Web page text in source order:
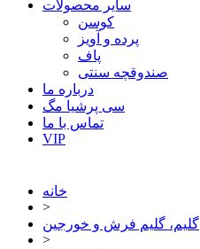
سایر محصولات
کوسن
پرده و آویز
پاف
صندوقچه سنتی
درباره ما
سی پرشیا مگ
تماس با ما
VIP
خانه
>
گلیم، گلیم فرش و خورجین
>